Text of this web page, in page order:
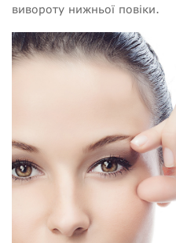
вивороту нижньої повіки.